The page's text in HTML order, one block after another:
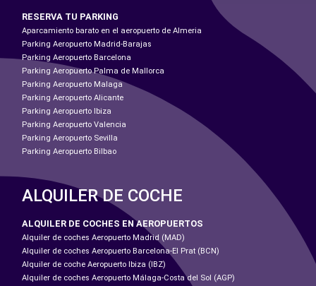
RESERVA TU PARKING
Aparcamiento barato en el aeropuerto de Almeria
Parking Aeropuerto Madrid-Barajas
Parking Aeropuerto Barcelona
Parking Aeropuerto Palma de Mallorca
Parking Aeropuerto Malaga
Parking Aeropuerto Alicante
Parking Aeropuerto Ibiza
Parking Aeropuerto Valencia
Parking Aeropuerto Sevilla
Parking Aeropuerto Bilbao
ALQUILER DE COCHE
ALQUILER DE COCHES EN AEROPUERTOS
Alquiler de coches Aeropuerto Madrid (MAD)
Alquiler de coches Aeropuerto Barcelona-El Prat (BCN)
Alquiler de coche Aeropuerto Ibiza (IBZ)
Alquiler de coches Aeropuerto Málaga-Costa del Sol (AGP)